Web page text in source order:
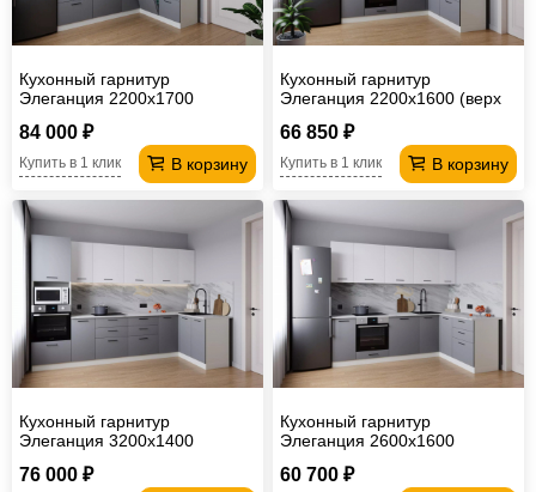
Кухонный гарнитур
Элеганция 2200х1700
84 000 ₽
В корзину
Купить в 1 клик
Кухонный гарнитур
Элеганция 2200х1600 (верх
66 850 ₽
В корзину
Купить в 1 клик
Кухонный гарнитур
Элеганция 3200х1400
76 000 ₽
Кухонный гарнитур
Элеганция 2600х1600
60 700 ₽